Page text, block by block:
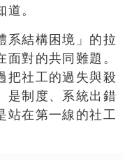
。
系結構困境」的拉
對的共同難題。
把社工的過失與殺
是制度、系統出錯
站在第一線的社工